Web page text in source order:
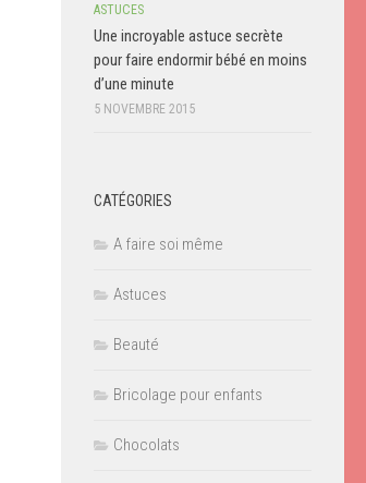
ASTUCES
Une incroyable astuce secrète
pour faire endormir bébé en moins
d’une minute
5 NOVEMBRE 2015
CATÉGORIES
A faire soi même
Astuces
Beauté
Bricolage pour enfants
Chocolats